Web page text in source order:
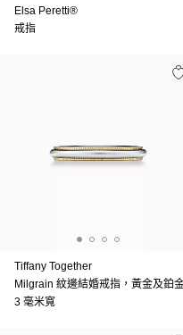
Elsa Peretti®
戒指
Tiffany Together
Milgrain 紋邊結婚戒指，黃金及鉑金
3 毫米寬